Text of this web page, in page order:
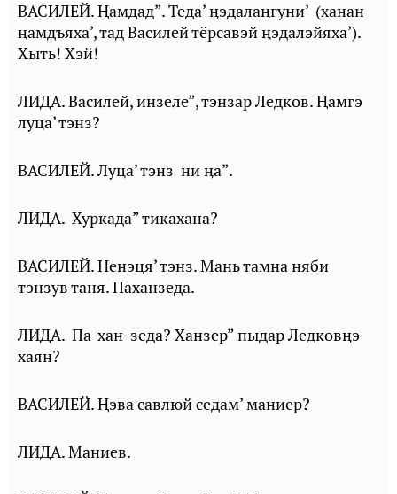
ВАСИЛЕЙ. Ⱨамдад”. Теда’ ӊэдалаӊгуни’ (ханан
ңамдъяха’, тад Василей тёрсавэй ңэдалэйяха’).
Хыть! Хэй!
ЛИДА. Василей, инзеле”, тэнзар Ледков. Ⱨамгэ
луца’ тэнз?
ВАСИЛЕЙ. Луца’ тэнз ни ӊа”.
ЛИДА. Хуркада” тикахана?
ВАСИЛЕЙ. Ненэця’ тэнз. Мань тамна няби
тэнзув таня. Паханзеда.
ЛИДА. Па-хан-зеда? Ханзер” пыдар Ледковӊэ
хаян?
ВАСИЛЕЙ. Ⱨэва савлюй седам’ маниер?
ЛИДА. Маниев.